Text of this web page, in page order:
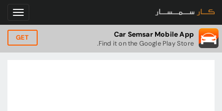
Car Semsar Mobile App
Find it on the Google Play Store.
GET